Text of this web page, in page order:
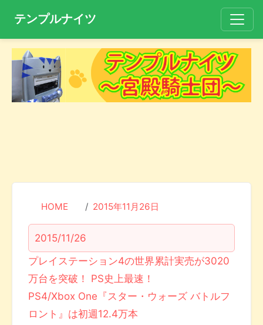
テンプルナイツ
HOME 2015年11月26日
2015/11/26
プレイステーション4の世界累計実売が3020
万台を突破！ PS史上最速！
PS4/Xbox One『スター・ウォーズ バトルフ
ロント』は初週12.4万本